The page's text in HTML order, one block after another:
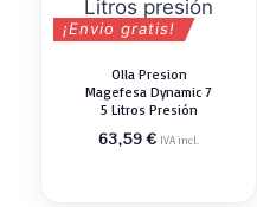
¡Envio gratis!
Olla Presion
Magefesa Dynamic 7
5 Litros Presión
63,59€ IVA incl.